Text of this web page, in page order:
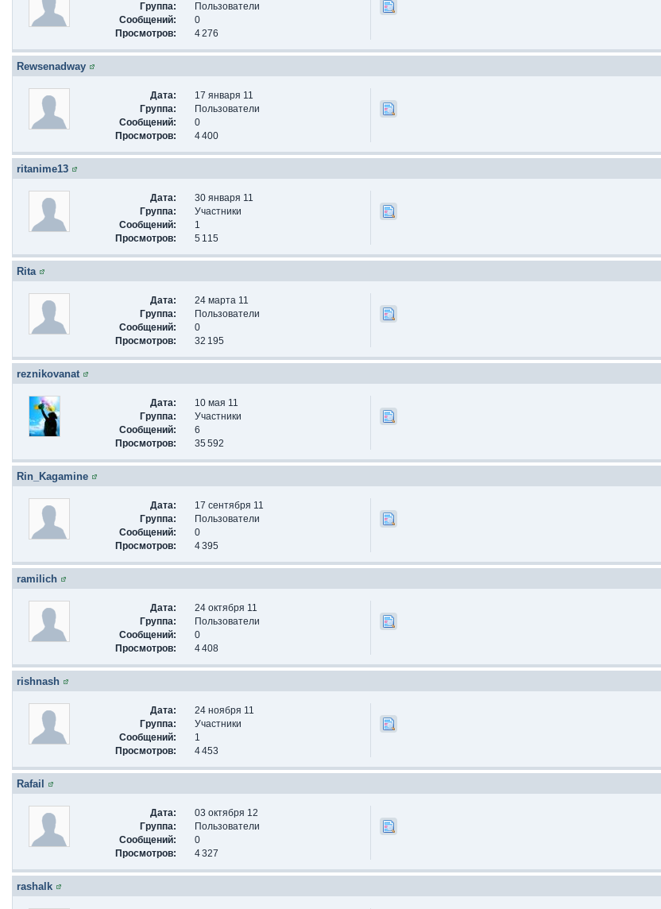
Группа:
Пользователи
Сообщений:
0
Просмотров:
4 276
Rewsenadway
Дата:
17 января 11
Группа:
Пользователи
Сообщений:
0
Просмотров:
4 400
ritanime13
Дата:
30 января 11
Группа:
Участники
Сообщений:
1
Просмотров:
5 115
Rita
Дата:
24 марта 11
Группа:
Пользователи
Сообщений:
0
Просмотров:
32 195
reznikovanat
Дата:
10 мая 11
Группа:
Участники
Сообщений:
6
Просмотров:
35 592
Rin_Kagamine
Дата:
17 сентября 11
Группа:
Пользователи
Сообщений:
0
Просмотров:
4 395
ramilich
Дата:
24 октября 11
Группа:
Пользователи
Сообщений:
0
Просмотров:
4 408
rishnash
Дата:
24 ноября 11
Группа:
Участники
Сообщений:
1
Просмотров:
4 453
Rafail
Дата:
03 октября 12
Группа:
Пользователи
Сообщений:
0
Просмотров:
4 327
rashalk